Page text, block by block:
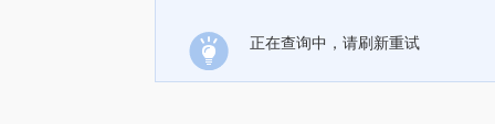
正在查询中，请刷新重试